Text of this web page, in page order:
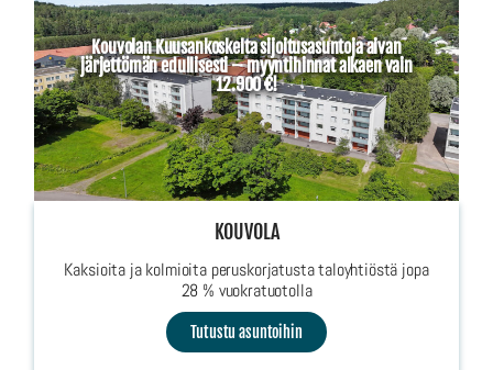
Kouvolan Kuusankoskelta sijoitusasuntoja aivan
järjettömän edullisesti – myyntihinnat alkaen vain
12.900 €!
KOUVOLA
Kaksioita ja kolmioita peruskorjatusta taloyhtiöstä jopa
28 % vuokratuotolla
Tutustu asuntoihin